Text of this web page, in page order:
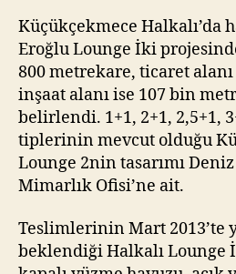
Küçükçekmece Halkalı’da
Eroğlu Lounge İki
800 metrekare, ticaret
inşaat alanı ise 107 bin
belirlendi. 1+1, 2+1, 2,5+1,
tiplerinin mevcut olduğu
Lounge 2nin tasarımı
Mimarlık Ofisi’ne ait.
Teslimlerinin Mart 2013’te
beklendiği Halkalı Lounge